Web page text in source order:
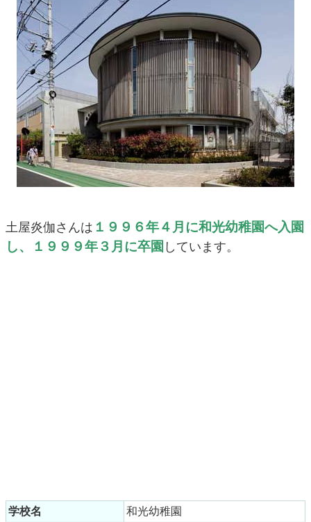
土屋炎伽さんは １９９６年４月に和光幼稚園へ入園
し、１９９９年３月に卒園 しています。
学校名 和光幼稚園